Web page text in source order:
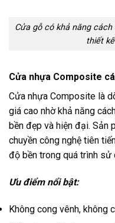
Cửa gỗ có khả năng
thiết
Cửa nhựa Composite
Cửa nhựa Composite là
giá cao nhờ khả năng
bền đẹp và hiện đại.
chuyền công nghệ tiên
độ bền trong quá trình sử
Ưu điểm nổi bật:
Không cong vênh, không